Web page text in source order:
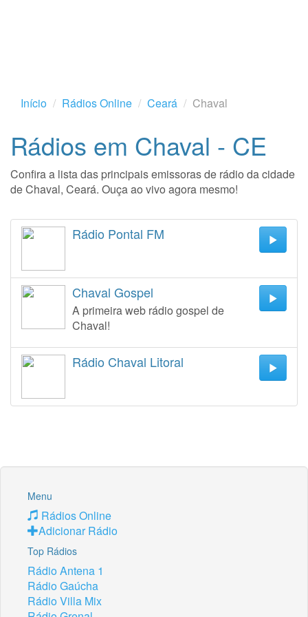
Início Rádios Online Ceará Chaval
Rádios em Chaval - CE
Confira a lista das principais emissoras de rádio da cidade
de Chaval, Ceará. Ouça ao vivo agora mesmo!
Rádio Pontal FM
Chaval Gospel
A primeira web rádio gospel de
Chaval!
Rádio Chaval Litoral
Menu
Rádios Online
Adicionar Rádio
Top Rádios
Rádio Antena 1
Rádio Gaúcha
Rádio Villa Mix